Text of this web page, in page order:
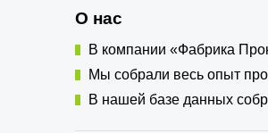
О нас
В компании «Фабрика
Мы собрали весь опыт
В нашей базе данных